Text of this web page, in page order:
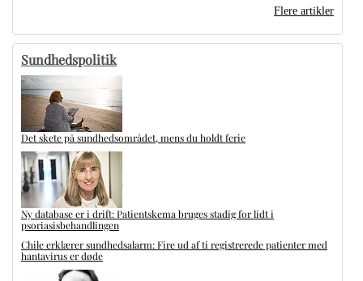
Flere artikler
Sundhedspolitik
Det skete på sundhedsområdet, mens du holdt ferie
Ny database er i drift: Patientskema bruges stadig for lidt i
psoriasisbehandlingen
Chile erklærer sundhedsalarm: Fire ud af ti registrerede patienter med
hantavirus er døde